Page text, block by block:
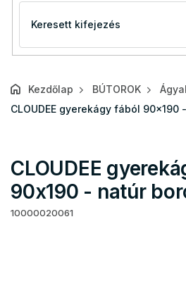
Kezdőlap BÚTOROK
CLOUDEE gyerekágy fából 90x190
CLOUDEE
90x190 - natúr
10000020061